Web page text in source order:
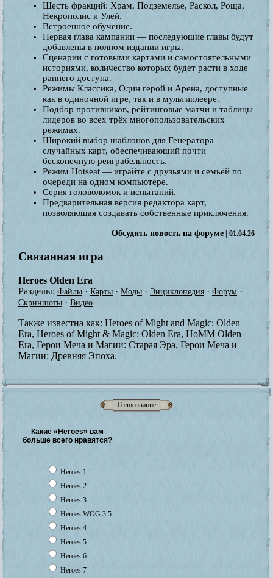
Голосование
Какие «Heroes» вам
больше всего нравятся?
Heroes 1
Heroes 2
Heroes 3
Heroes WOG 3.5
Heroes 4
Heroes 5
Heroes 6
Heroes 7
Шесть фракций: Храм, Подземелье, Раскол, Роща,
Некрополис и Улей.
Встроенное обучение.
Первая глава кампании — последующие главы будут
добавлены в полном издании игры.
Сценарии с готовыми картами и самостоятельными
историями, количество которых будет расти в ходе
раннего доступа.
Режимы Классика, Один герой и Арена, доступные
как в одиночной игре, так и в мультиплеере.
Подбор противников, рейтинговые матчи и таблицы
лидеров во всех трёх многопользовательских
режимах.
Широкий выбор шаблонов для Генератора
случайных карт, обеспечивающий почти
бесконечную реиграбельность.
Режим Hotseat — играйте с друзьями и семьёй по
очереди на одном компьютере.
Серия головоломок и испытаний.
Предварительная версия редактора карт,
позволяющая создавать собственные приключения.
Обсудить новость на форуме | 01.04.26
Связанная игра
Heroes Olden Era
Разделы: Файлы · Карты · Моды · Энциклопедия · Форум ·
Скриншоты · Видео
Также известна как: Heroes of Might and Magic: Olden
Era, Heroes of Might & Magic: Olden Era, HoMM Olden
Era, Герои Меча и Магии: Старая Эра, Герои Меча и
Магии: Древняя Эпоха.